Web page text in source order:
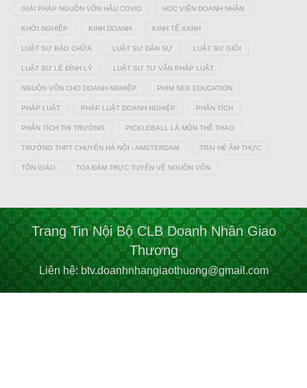
GIẢI PHÁP NGUỒN VỐN HẬU COVID HỌC VIỆN DOANH NHÂN
KHỞI NGHIỆP KINH DOANH KINH TẾ XANH
LUẬT SƯ BÀO CHỮA LUẬT SƯ DÂN SỰ LUẬT SƯ GIỎI
LUẬT SƯ LÊ ĐÌNH LÝ LUẬT SƯ TƯ VẤN PHÁP LUẬT
NGUỒN VỐN CHO DOANH NGHIỆP PHIM SEX EDUCATION
PHÁP LUẬT PHÁP LUẬT DOANH NGHIỆP PHÂN TÍCH
PHÂN TÍCH THỊ TRƯỜNG PICKLEBALL LÀ MÔN THỂ THAO
TRƯỜNG THPT CHUYÊN HÀ NỘI - AMSTERDAM TRẠI HÈ ẨM THỰC
TÔN GIÁO TỌA ĐÀM TRỰC TUYẾN VỀ NGUỒN VỐN
Trang Tin Nội Bộ CLB Doanh Nhân Giao
Thương
Liên hệ: btv.doanhnhangiaothuong@gmail.com